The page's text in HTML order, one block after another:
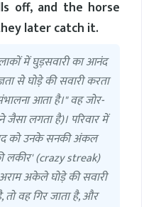
off, and the horse
later catch it.
में घुड़सवारी का आनंद
से घोड़े की सवारी करता
आता है।" वह जोर-
जैसा लगता है)। परिवार में
को उनके सनकी अंकल
लकीर' (crazy streak)
अकेले घोड़े की सवारी
वह गिर जाता है, और